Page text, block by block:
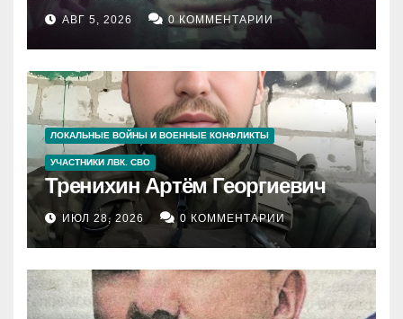
АВГ 5, 2026 0 КОММЕНТАРИИ
ЛОКАЛЬНЫЕ ВОЙНЫ И ВОЕННЫЕ КОНФЛИКТЫ
УЧАСТНИКИ ЛВК. СВО
Тренихин Артём Георгиевич
ИЮЛ 28, 2026 0 КОММЕНТАРИИ